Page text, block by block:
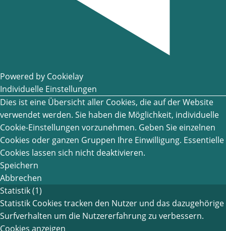
Powered by Cookielay
Individuelle Einstellungen
Dies ist eine Übersicht aller Cookies, die auf der Website
verwendet werden. Sie haben die Möglichkeit, individuelle
Cookie-Einstellungen vorzunehmen. Geben Sie einzelnen
Cookies oder ganzen Gruppen Ihre Einwilligung. Essentielle
Cookies lassen sich nicht deaktivieren.
Speichern
Abbrechen
Statistik (1)
Statistik Cookies tracken den Nutzer und das dazugehörige
Surfverhalten um die Nutzererfahrung zu verbessern.
Cookies anzeigen